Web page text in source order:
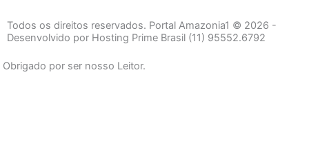
e
b
o
o
t
a
r
t
u
e
Todos os direitos reservados. Portal Amazonia1 © 2026 -
Desenvolvido por Hosting Prime Brasil (11) 95552.6792
Obrigado por ser nosso Leitor.